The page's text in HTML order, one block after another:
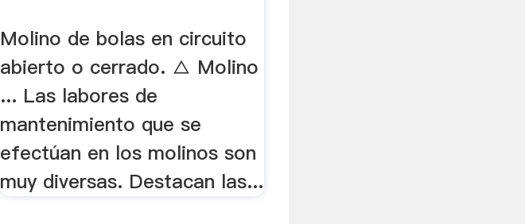
Molino de bolas en circuito
abierto o cerrado. △ Molino
... Las labores de
mantenimiento que se
efectúan en los molinos son
muy diversas. Destacan las...